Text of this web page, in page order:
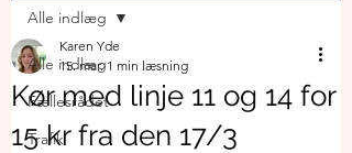
Alle indlæg
Fællesrådet
Trafik
Alle indlæg
Kør med linje 11 og 14 for
15 kr fra den 17/3
Karen Yde
15. mar. 1 min læsning